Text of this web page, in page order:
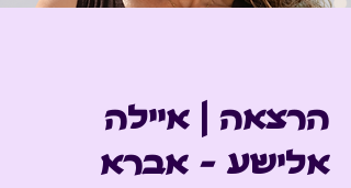
הרצאה | איילה
אלישע - אברא